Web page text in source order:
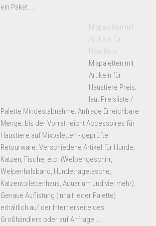
ein Paket ...
Mixpaletten mit
Artikeln für
Haustiere
Mixpaletten mit
Artikeln für
Haustiere Preis:
laut Preisliste /
Palette Mindestabnahme: Anfrage Erreichbare
Menge: bis der Vorrat reicht Accessoires für
Haustiere auf Mixpaletten - geprüfte
Retourware. Verschiedene Artikel für Hunde,
Katzen, Fische, etc. (Welpengeschirr,
Welpenhalsband, Hundetragetasche,
Katzentoilettenhaus, Aquarium und viel mehr).
Genaue Auflistung (Inhalt jeder Palette)
erhältlich auf der Internerseite des
Großhändlers oder auf Anfrage ...